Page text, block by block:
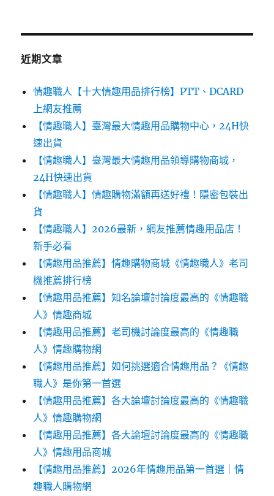
近期文章
情趣職人【十大情趣用品排行榜】PTT、DCARD
上網友推薦
【情趣職人】臺灣最大情趣用品購物中心，24H快
速出貨
【情趣職人】臺灣最大情趣用品領導購物商城，
24H快速出貨
【情趣職人】情趣購物滿額再送好禮！隱密包裝出
貨
【情趣職人】2026最新，網友推薦情趣用品店！
新手必看
【情趣用品推薦】情趣購物商城《情趣職人》老司
機推薦排行榜
【情趣用品推薦】知名論壇討論度最高的《情趣職
人》情趣商城
【情趣用品推薦】老司機討論度最高的《情趣職
人》情趣購物網
【情趣用品推薦】如何挑選適合情趣用品？《情趣
職人》是你第一首選
【情趣用品推薦】各大論壇討論度最高的《情趣職
人》情趣購物網
【情趣用品推薦】各大論壇討論度最高的《情趣職
人》情趣用品商城
【情趣用品推薦】2026年情趣用品第一首選｜情
趣職人購物網